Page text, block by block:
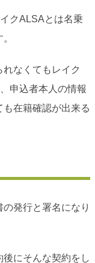
クALSAとは名乗
なくてもレイク
申込者本人の情報
在籍確認が出来る
発行と署名になり
にそんな契約をし